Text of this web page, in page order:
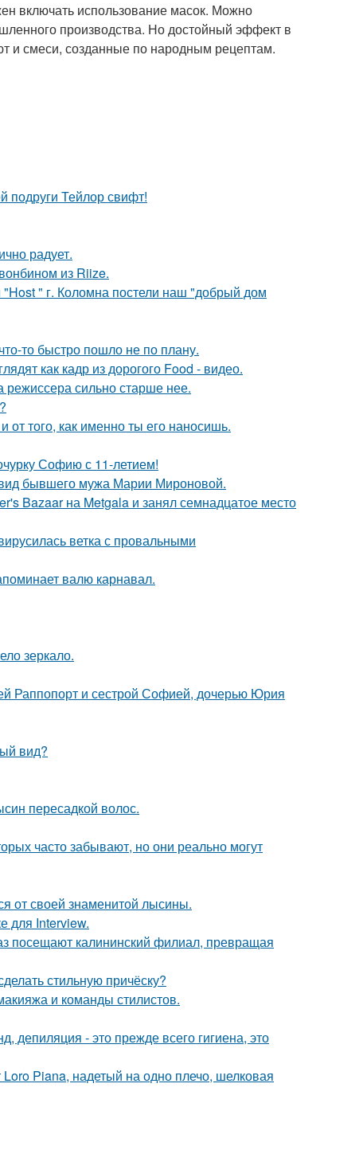
включать использование масок. Можно
производства. Но достойный эффект в
и смеси, созданные по народным рецептам.
подруги Тейлор свифт!
радует.
из Riize.
" г. Коломна постели наш "добрый дом
то быстро пошло не по плану.
как кадр из дорогого Food - видео.
сильно старше нее.
от того, как именно ты его наносишь.
Софию с 11-летием!
бывшего мужа Марии Мироновой.
Bazaar на Metgala и занял семнадцатое место
ветка с провальными
валю карнавал.
зеркало.
Раппопорт и сестрой Софией, дочерью Юрия
вид?
пересадкой волос.
часто забывают, но они реально могут
от своей знаменитой лысины.
для Interview.
посещают калининский филиал, превращая
стильную причёску?
и команды стилистов.
депиляция - это прежде всего гигиена, это
Piana, надетый на одно плечо, шелковая